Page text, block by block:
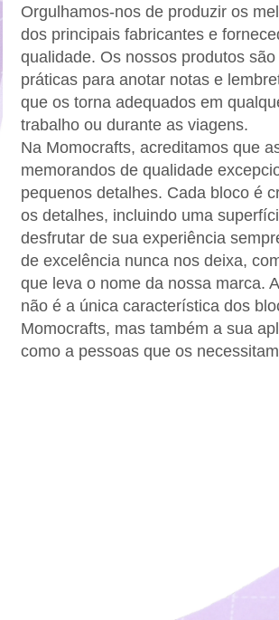
Orgulhamos-nos de produzir os
dos principais fabricantes e
qualidade. Os nossos produtos
práticas para anotar notas e
que os torna adequados em
trabalho ou durante as viagens.
Na Momocrafts, acreditamos que
memorandos de qualidade
pequenos detalhes. Cada bloco é
os detalhes, incluindo uma
desfrutar de sua experiência
de excelência nunca nos deixa,
que leva o nome da nossa marca.
não é a única característica dos
Momocrafts, mas também a sua
como a pessoas que os